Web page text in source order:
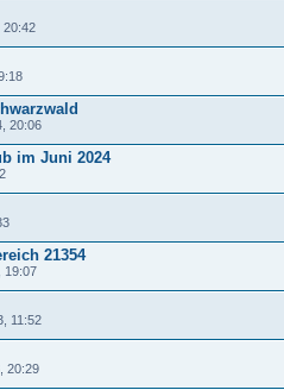
20:42
20:06
im Juni 2024
21354
19:07
11:52
20:29